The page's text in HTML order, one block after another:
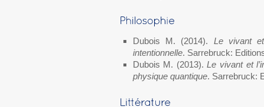
Dubois M. (2014). Le vivant
intentionnelle. Sarrebruck:
Dubois M. (2013).Le vivant et
physique quantique. Sarrebruck: